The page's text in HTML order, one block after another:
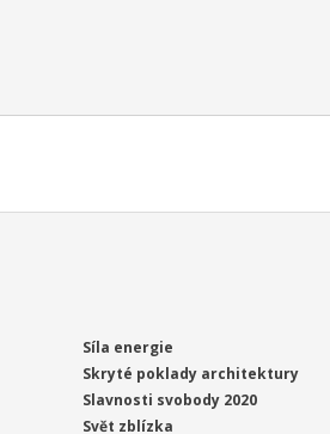
Síla energie
Skryté poklady architektury
Slavnosti svobody 2020
Svět zblízka